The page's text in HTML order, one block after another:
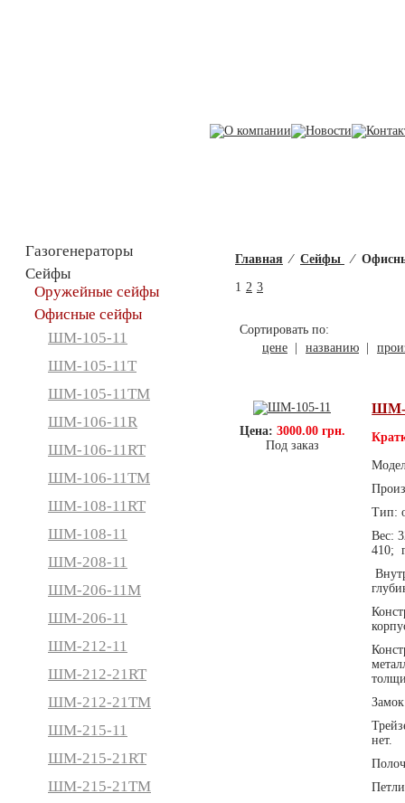
Главная ⁄ Сейфы ⁄
1 2 3
Сортировать по:
цене
названию
Цена: 3000.00 грн.
Под заказ
ШМ-
Тип:
Вес:
410;
нет.
Газогенераторы
Сейфы
Оружейные сейфы
Офисные сейфы
ШМ-105-11
ШМ-105-11Т
ШМ-105-11ТМ
ШМ-106-11R
ШМ-106-11RT
ШМ-106-11TM
ШМ-108-11RT
ШМ-108-11
ШМ-208-11
ШМ-206-11М
ШМ-206-11
ШМ-212-11
ШМ-212-21RT
ШМ-212-21ТМ
ШМ-215-11
ШМ-215-21RT
ШМ-215-21ТМ